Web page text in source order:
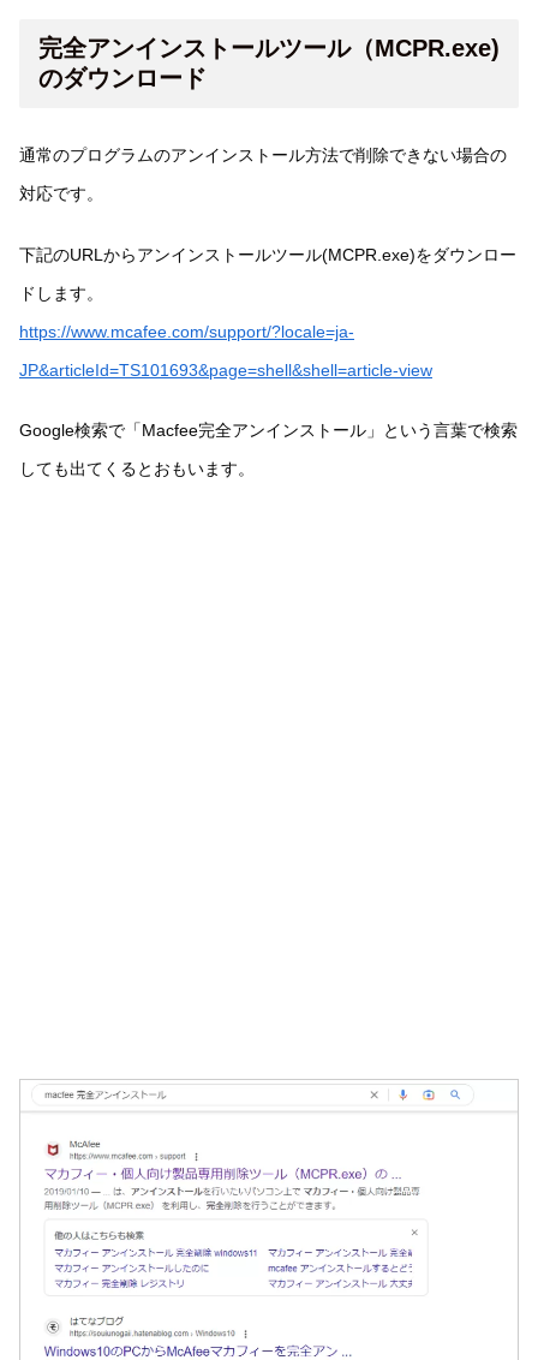
完全アンインストールツール（MCPR.exe)
のダウンロード
通常のプログラムのアンインストール方法で削除できない場合の
対応です。
下記のURLからアンインストールツール(MCPR.exe)をダウンロー
ドします。
https://www.mcafee.com/support/?locale=ja-
JP&articleId=TS101693&page=shell&shell=article-view
Google検索で「Macfee完全アンインストール」という言葉で検索
しても出てくるとおもいます。